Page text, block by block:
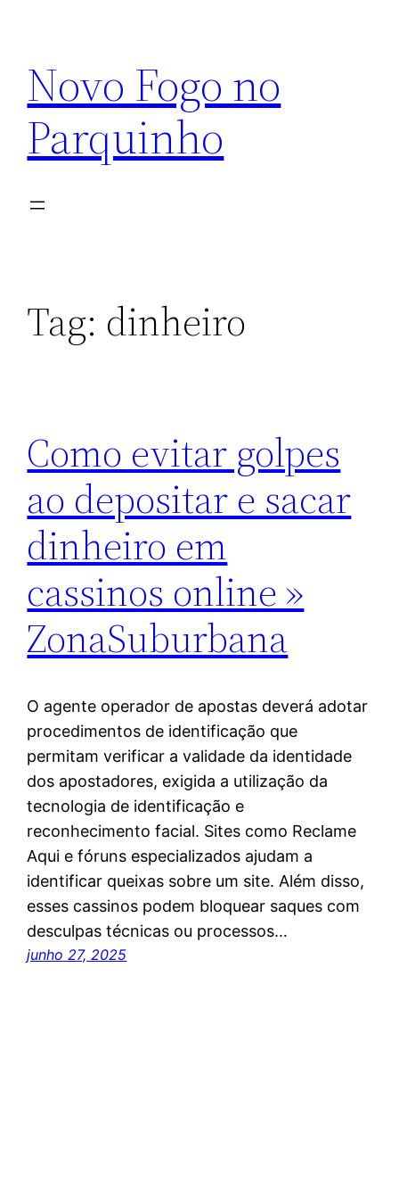
conteúdo
Novo Fogo no
Parquinho
Tag: dinheiro
Como evitar golpes
ao depositar e sacar
dinheiro em
cassinos online »
ZonaSuburbana
O agente operador de apostas deverá adotar
procedimentos de identificação que
permitam verificar a validade da identidade
dos apostadores, exigida a utilização da
tecnologia de identificação e
reconhecimento facial. Sites como Reclame
Aqui e fóruns especializados ajudam a
identificar queixas sobre um site. Além disso,
esses cassinos podem bloquear saques com
desculpas técnicas ou processos…
junho 27, 2025